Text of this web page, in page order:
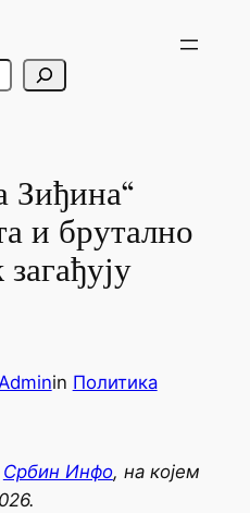
Зиђина“
и брутално
in Политика
Србин Инфо, на којем